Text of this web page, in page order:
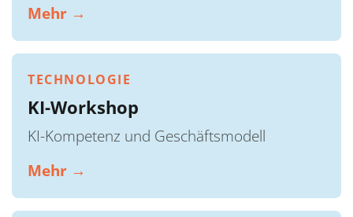
Mehr →
TECHNOLOGIE
KI-Workshop
KI-Kompetenz und Geschäftsmodell
Mehr →